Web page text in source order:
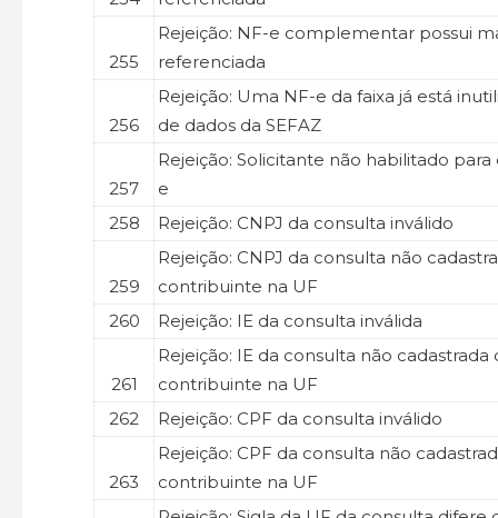
255
Rejeição: NF-e complementar possui
referenciada
256
Rejeição: Uma NF-e da faixa já está
de dados da SEFAZ
257
Rejeição: Solicitante não habilitado para
e
258
Rejeição: CNPJ da consulta inválido
259
Rejeição: CNPJ da consulta não
contribuinte na UF
260
Rejeição: IE da consulta inválida
261
Rejeição: IE da consulta não cadastrada
contribuinte na UF
262
Rejeição: CPF da consulta inválido
263
Rejeição: CPF da consulta não
contribuinte na UF